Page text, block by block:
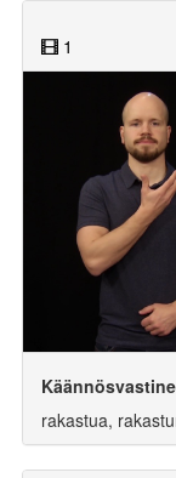
1
rakastua,